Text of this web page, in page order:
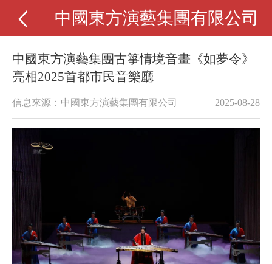
中國東方演藝集團有限公司
中國東方演藝集團古箏情境音畫《如夢令》
亮相2025首都市民音樂廳
信息來源：中國東方演藝集團有限公司 2025-08-28